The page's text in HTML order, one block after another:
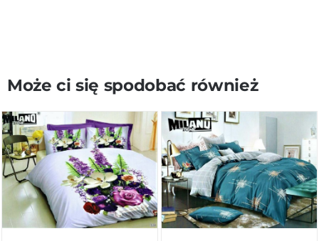
Może ci się spodobać również
DODAJ DO KOSZYKA
/
SZCZEGÓŁY
DODAJ DO KOSZYKA
/
SZCZEGÓŁY